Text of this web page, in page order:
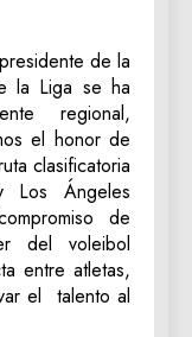
de la
la Liga se ha
regional,
el honor de
clasificatoria
Los Ángeles
de
del voleibol
entre atletas,
el talento al